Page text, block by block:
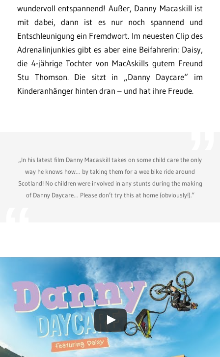
wundervoll entspannend! Außer, Danny Macaskill ist
mit dabei, dann ist es nur noch spannend und
Entschleunigung ein Fremdwort. Im neuesten Clip des
Adrenalinjunkies gibt es aber eine Beifahrerin: Daisy,
die 4-jährige Tochter von MacAskills gutem Freund
Stu Thomson. Die sitzt in „Danny Daycare“ im
Kinderanhänger hinten dran – und hat ihre Freude.
„In his latest film Danny Macaskill takes on some child care the only
way he knows how… by taking them for a wee bike ride around
Scotland! No children were involved in any stunts during the making
of Danny Daycare… Please don’t try this at home (obviously!).“